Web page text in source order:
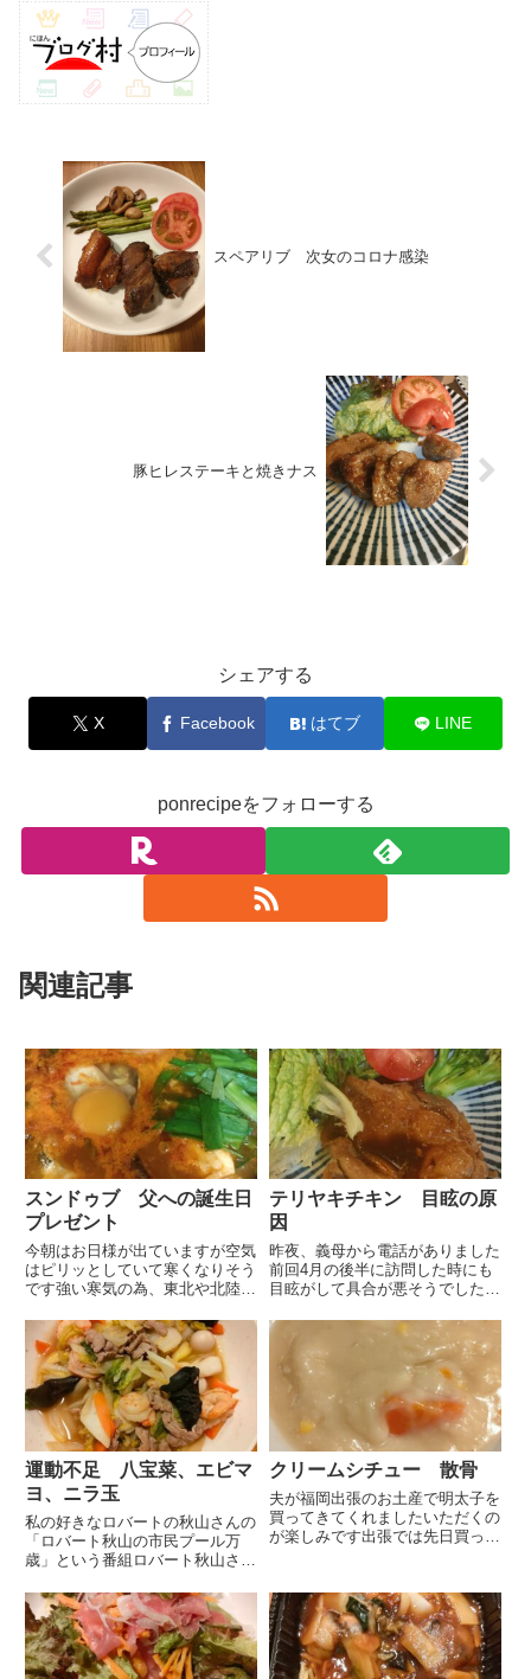
スペアリブ 次女のコロナ感染
豚ヒレステーキと焼きナス
シェアする
X Facebook はてブ LINE
ponrecipeをフォローする
関連記事
スンドゥブ 父への誕生日
プレゼント
今朝はお日様が出ていますが空気
はピリッとしていて寒くなりそう
です強い寒気の為、東北や北陸で
末出かける時にも気をつけなけれ
ばいけません今月末に誕生日を迎
える父、年始で実家に泊まった時
に炊飯ジャーの調子が悪いとい
う...
テリヤキチキン 目眩の原
因
昨夜、義母から電話がありました
前回4月の後半に訪問した時にも
目眩がして具合が悪そうでした
そうです一時、症状が治まった時
もありましたが古くからのお友達
と温泉旅行に行ったあとにまた目
眩の症状が激しくなってしまった
運動不足 八宝菜、エビマ
ヨ、ニラ玉
私の好きなロバートの秋山さんの
「ロバート秋山の市民プール万
歳」という番組ロバート秋山さん
いう番組だったと思いますが秋山
さんが市民プールの批評（ほとん
ど褒めています）しながら泳いだ
りサウナやジャグジーに入るだけ
な...
クリームシチュー 散骨
夫が福岡出張のお土産で明太子を
買ってきてくれましたいただくの
が楽しみです出張では先日買った
いて移動が楽だったそうですパソ
コンを持ち歩くのでやはりショル
ダーバッグよりもリュックの方
が...